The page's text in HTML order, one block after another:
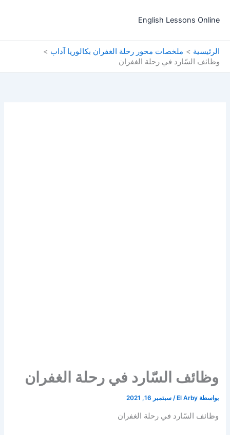
إلىEnglish Lessons Online
الرئيسية
ملخصات محور رحلة الغفران بكالوريا آداب
وظائف السّارد في رحلة الغفران
وظائف السّارد في رحلة الغفران
بواسطة El Arby
/سبتمبر 16, 2021
وظائف السّارد في رحلة الغفران